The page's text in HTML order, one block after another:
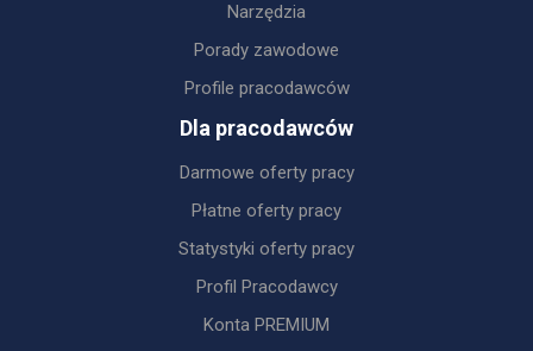
Narzędzia
Porady zawodowe
Profile pracodawców
Dla pracodawców
Darmowe oferty pracy
Płatne oferty pracy
Statystyki oferty pracy
Profil Pracodawcy
Konta PREMIUM